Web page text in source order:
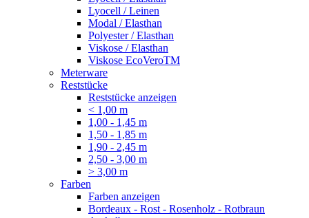
Lyocell / Leinen
Modal / Elasthan
Polyester / Elasthan
Viskose / Elasthan
Viskose EcoVeroTM
Meterware
Reststücke
Reststücke anzeigen
< 1,00 m
1,00 - 1,45 m
1,50 - 1,85 m
1,90 - 2,45 m
2,50 - 3,00 m
> 3,00 m
Farben
Farben anzeigen
Bordeaux - Rost - Rosenholz - Rotbraun